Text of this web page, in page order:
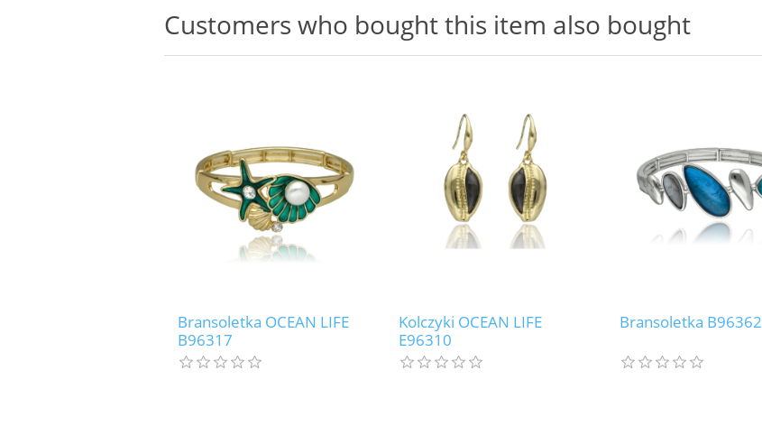
Customers who bought this item also bought
Bransoletka OCEAN LIFE
B96317
Kolczyki OCEAN LIFE
E96310
Bransoletka B96362